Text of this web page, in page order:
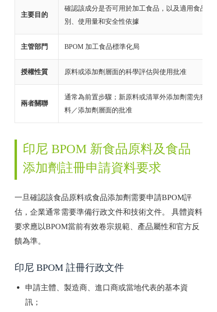
主要目的
確認該成分是否可用於加工食品，以及適用食品類
別、使用量和安全性依據
主管部門 BPOM 加工食品標準化局
授權性質 原料或添加劑層面的科學評估與使用批准
兩者關聯
通常為前置步驟；新原料或清單外添加劑需先獲得
料／添加劑層面的批准
印尼 BPOM 新食品原料及食品
添加劑註冊申請資料要求
一旦確認該食品原料或食品添加劑需要申請BPOM評
估，企業通常需要準備行政文件和技術文件。 具體資料
要求應以BPOM當前有效卷宗規範、產品屬性和官方反
饋為準。
印尼 BPOM 註冊行政文件
申請主體、製造商、進口商或當地代表的基本資
訊；